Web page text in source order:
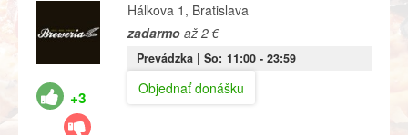
+3
Hálkova 1, Bratislava
zadarmoaž 2 €
Prevádzka | So: 11:00- 23:59
Objednať donášku